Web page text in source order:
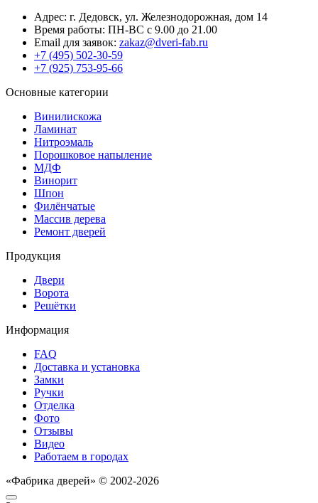
Адрес: г. Дедовск, ул. Железнодорожная, дом 14
Время работы: ПН-ВС с 9.00 до 21.00
Email для заявок: zakaz@dveri-fab.ru
+7 (495) 502-30-59
+7 (925) 753-95-66
Основные категории
Винилискожа
Ламинат
Нитроэмаль
Порошковое напыление
МДФ
Винорит
Шпон
Филёнчатые
Массив дерева
Ремонт дверей
Продукция
Двери
Ворота
Решётки
Информация
FAQ
Доставка и установка
Замки
Ручки
Отделка
Фото
Отзывы
Видео
Работаем в городах
«Фабрика дверей» © 2002-2026